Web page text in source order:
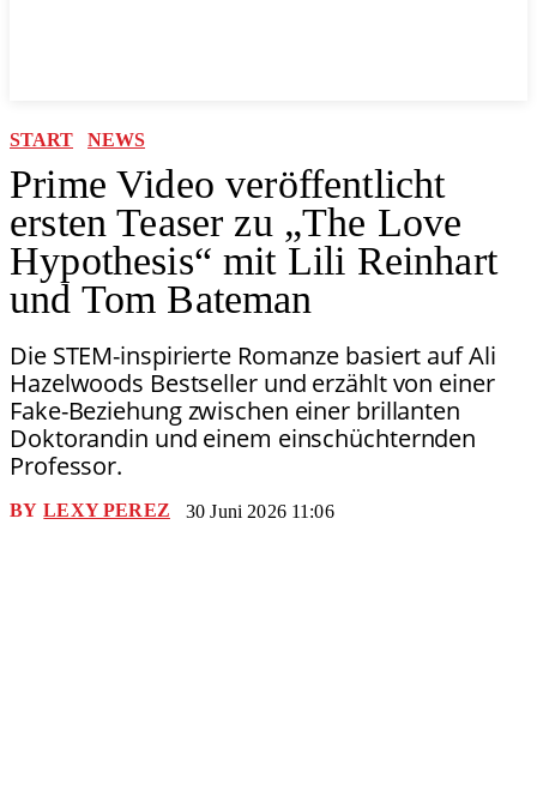
START NEWS
Prime Video veröffentlicht
ersten Teaser zu „The Love
Hypothesis“ mit Lili Reinhart
und Tom Bateman
Die STEM-inspirierte Romanze basiert auf Ali
Hazelwoods Bestseller und erzählt von einer
Fake-Beziehung zwischen einer brillanten
Doktorandin und einem einschüchternden
Professor.
BY LEXY PEREZ 30 Juni 2026 11:06